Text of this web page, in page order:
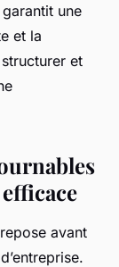
une
et la
et
avant